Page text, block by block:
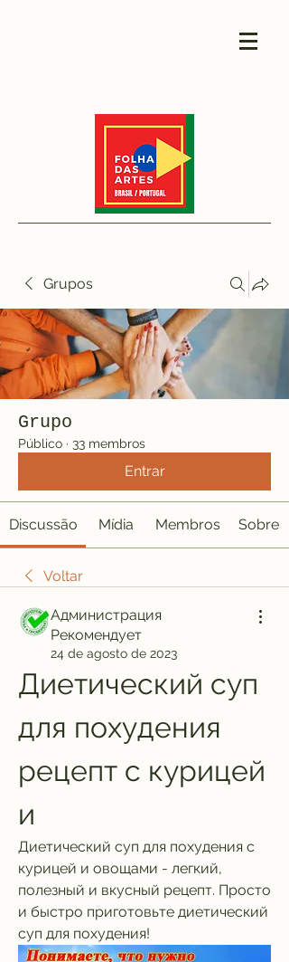
Grupos
Grupo
Público · 33 membros
Entrar
Discussão Mídia Membros Sobre
Voltar
Администрация
Рекомендует
24 de agosto de 2023
Диетический суп
для похудения
рецепт с курицей
и
Диетический суп для похудения с
курицей и овощами - легкий,
полезный и вкусный рецепт. Просто
и быстро приготовьте диетический
суп для похудения!